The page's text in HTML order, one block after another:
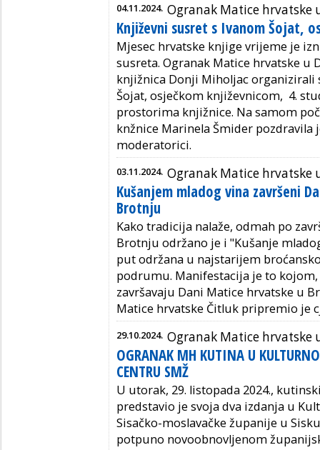
04.11.2024. Ogranak Matice hrvatske
Književni susret s Ivanom Šojat,
Mjesec hrvatske knjige vrijeme je
susreta. Ogranak Matice hrvatske u
knjižnica Donji Miholjac organizirali
Šojat, osječkom književnicom, 4.
prostorima knjižnice. Na samom
knžnice Marinela Šmider
moderatorici.
03.11.2024. Ogranak Matice hrvatske
Kušanjem mladog vina završeni
Brotnju
Kako tradicija nalaže, odmah po
Brotnju održano je i "Kušanje
put održana u najstarijem
podrumu. Manifestacija je to
završavaju Dani Matice hrvatske u
Matice hrvatske Čitluk pripremio je
29.10.2024. Ogranak Matice hrvatske
OGRANAK MH KUTINA U
CENTRU SMŽ
U utorak, 29. listopada 2024.,
predstavio je svoja dva izdanja u
Sisačko-moslavačke županije u
potpuno novoobnovljenom